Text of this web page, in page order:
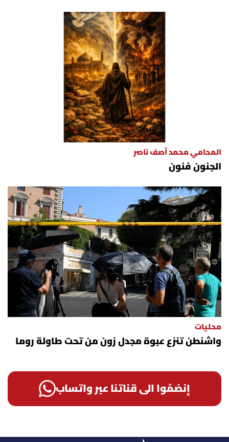
المحامي محمد آصف ناصر
الجنون فنون
محليات
واشنطن تنزع عبوة مجدل زون من تحت طاولة روما
إنضمّوا الى قناتنا عبر واتساب